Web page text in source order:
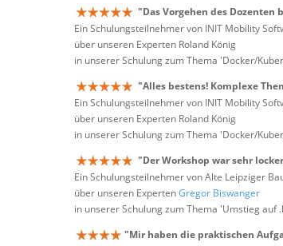
"Das Vorgehen des
Ein Schulungsteilnehmer von INIT Mobility
über unseren Experten Roland König
in unserer Schulung zum Thema 'Docker/
"Alles bestens! Komplexe
Ein Schulungsteilnehmer von INIT Mobility
über unseren Experten Roland König
in unserer Schulung zum Thema 'Docker/
"Der Workshop war sehr
Ein Schulungsteilnehmer von Alte Leipziger
über unseren ExpertenGregor Biswanger
in unserer Schulung zum Thema 'Umstieg auf
"Mir haben die praktischen